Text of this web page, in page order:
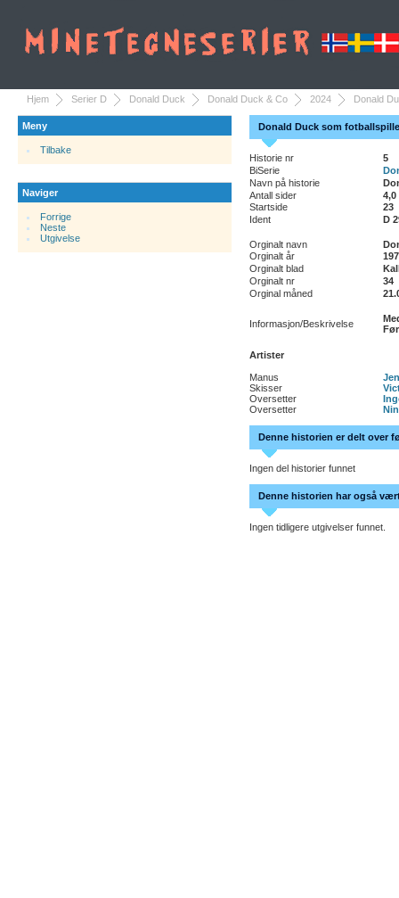
Hjem Serier D Donald Duck Donald Duck & Co 2024 Donald
Meny
Tilbake
Naviger
Forrige
Neste
Utgivelse
Donald Duck som
Historie nr
5
BiSerie
Navn på historie
Antall sider
4,0
Startside
23
Ident
D
Orginalt navn
Orginalt år
Orginalt blad
Orginalt nr
34
Orginal måned
Informasjon/Beskrivelse
Artister
Manus
Skisser
Oversetter
Oversetter
Denne historien er delt over
Ingen del historier funnet
Denne historien har også
Ingen tidligere utgivelser funnet.